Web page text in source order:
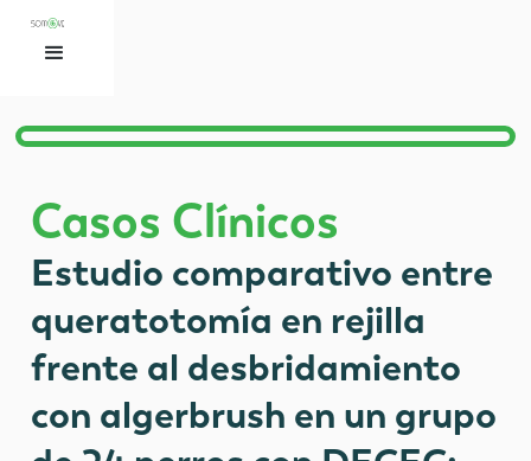
Casos Clínicos
Estudio comparativo entre
queratotomía en rejilla
frente al desbridamiento
con algerbrush en un grupo